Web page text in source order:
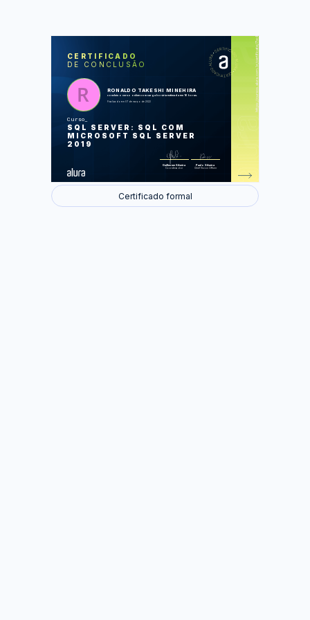
CERTIFICADO
DE CONCLUSÃO
RONALDO TAKESHI MINEHIRA
concluiu o curso online com carga horária estimada em 16 horas.
Finalizado em 07 de março de 2022
Curso
SQL SERVER: SQL COM
MICROSOFT SQL SERVER
2019
Guilherme Silveira
Coordenador
Paulo Silveira
Chief Vision Officer
https://cursos.alura.com.br/certificate/7bc89190-a9f6-4c28-8cd8-dee36c12a72d
LAS
SQL - Conceitos
Instalando o MS SQL Server 2019
Manutenção dos dados nas tabelas
Certificado formal